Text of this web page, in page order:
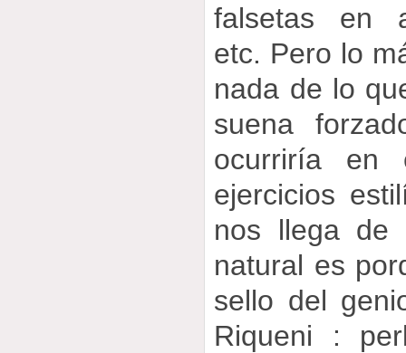
falsetas en
etc. Pero lo
nada de lo
suena
ocurriría en
ejercicios
nos llega de
natural es
sello del
Riqueni :